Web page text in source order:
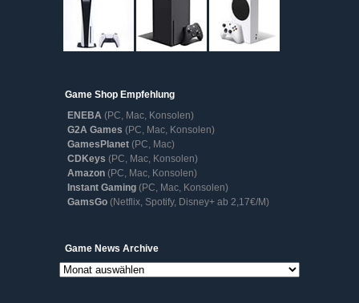
Game Shop Empfehlung
ENEBA (PC, Mac, Konsolen)
G2A Games (PC, Mac, Konsolen)
GamesPlanet (PC, Mac)
CDKeys (PC, Mac, Konsolen)
Amazon (PC, Mac, Konsolen)
Instant Gaming (PC, Mac, Konsolen)
GamsGo (Netflix, Spotify, Disney+ ab 2,17€/M)
Game News ArchiveGame
News
Archive